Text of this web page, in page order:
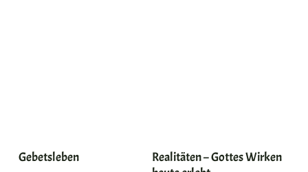
In den Warenkorb
Gebetsleben Weiterlesen
Realitäten – Gottes Wirken